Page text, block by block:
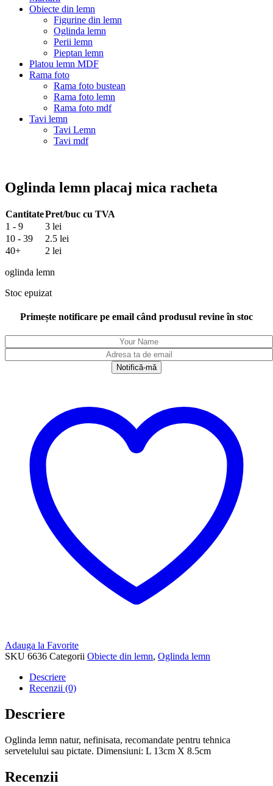
Obiecte din lemn
Figurine din lemn
Oglinda lemn
Perii lemn
Pieptan lemn
Platou lemn MDF
Rama foto
Rama foto bustean
Rama foto lemn
Rama foto mdf
Tavi lemn
Tavi Lemn
Tavi mdf
Oglinda lemn placaj mica racheta
CantitatePret/buc cu TVA
1 - 9
3 lei
10 - 39
2.5 lei
40+
2 lei
oglinda lemn
Stoc epuizat
Primește notificare pe email când produsul revine în stoc
Adauga la Favorite
SKU 6636 Categorii Obiecte din lemn, Oglinda lemn
Descriere
Recenzii (0)
Descriere
Oglinda lemn natur, nefinisata, recomandate pentru tehnica
servetelului sau pictate. Dimensiuni: L 13cm X 8.5cm
Recenzii